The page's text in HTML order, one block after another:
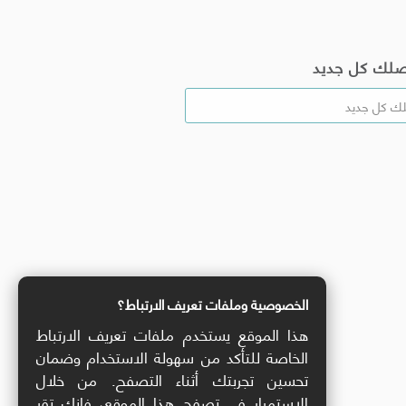
كل جديد
الخصوصية وملفات تعريف الارتباط؟
هذا الموقع يستخدم ملفات تعريف الارتباط
الخاصة للتأكد من سهولة الاستخدام وضمان
تحسين تجربتك أثناء التصفح. من خلال